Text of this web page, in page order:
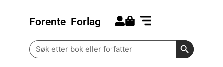
Forente Forlag
Search
for:
Search